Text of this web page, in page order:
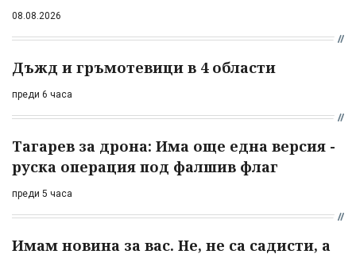
08.08.2026
Дъжд и гръмотевици в 4 области
преди 6 часа
Тагарев за дрона: Има още една версия -
руска операция под фалшив флаг
преди 5 часа
Имам новина за вас. Не, не са садисти, а